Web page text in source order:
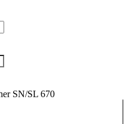
SN/SL 670